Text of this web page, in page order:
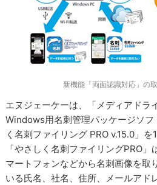
新機能「両面認識対応」の
エヌジェーケーは、「メディアドラ
Windows用名刺管理パッケージソフ
く名刺ファイリング PRO v.15.0」
「やさしく名刺ファイリングPRO
マートフォンなどから名刺画像を取
いる氏名、社名、住所、メールアド